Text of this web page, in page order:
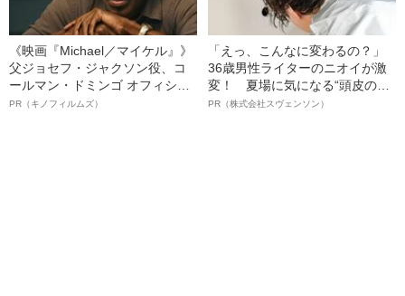
《映画『Michael／マイケル』》
父ジョセフ・ジャクソン役、コ
ールマン・ドミンゴ オフィシャ
ルインタビュー“観客を魅了した
PR（キノフィルムズ）
「えっ、こんなに変わるの？」
36歳男性ライターのニオイが激
変！ 夏場に気になる“頭皮のニ
オイ”や“ベタつき”を解消す
PR（株式会社スヴェンソン）